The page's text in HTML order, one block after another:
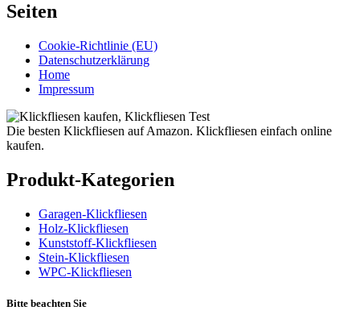
Seiten
Cookie-Richtlinie (EU)
Datenschutzerklärung
Home
Impressum
Die besten Klickfliesen auf Amazon. Klickfliesen einfach online
kaufen.
Produkt-Kategorien
Garagen-Klickfliesen
Holz-Klickfliesen
Kunststoff-Klickfliesen
Stein-Klickfliesen
WPC-Klickfliesen
Bitte beachten Sie